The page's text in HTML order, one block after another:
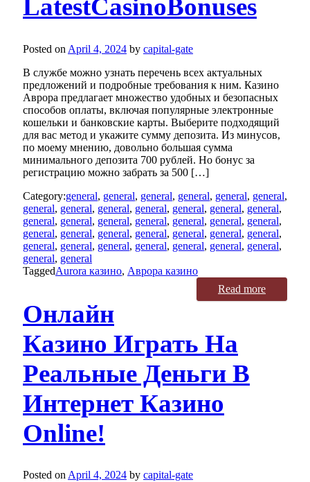
LatestCasinoBonuses
Posted on April 4, 2024 by capital-gate
В службе можно узнать перечень всех актуальных
предложений и подробные требования к ним. Казино
Аврора предлагает множество удобных и безопасных
способов оплаты, включая популярные электронные
кошельки и банковские карты. Выберите подходящий
для вас метод и укажите сумму депозита. Из минусов,
по моему мнению, довольно большая сумма
минимального депозита 700 рублей. Но бонус за
регистрацию можно забрать за 500 […]
Category:general, general, general, general, general, general,
general, general, general, general, general, general, general,
general, general, general, general, general, general, general,
general, general, general, general, general, general, general,
general, general, general, general, general, general, general,
general, general
TaggedAurora казино, Аврора казино
Read more
Онлайн
Казино Играть На
Реальные Деньги В
Интернет Казино
Online!
Posted on April 4, 2024 by capital-gate